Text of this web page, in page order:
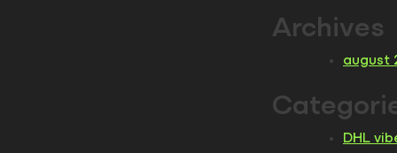
Archives
august
DHL